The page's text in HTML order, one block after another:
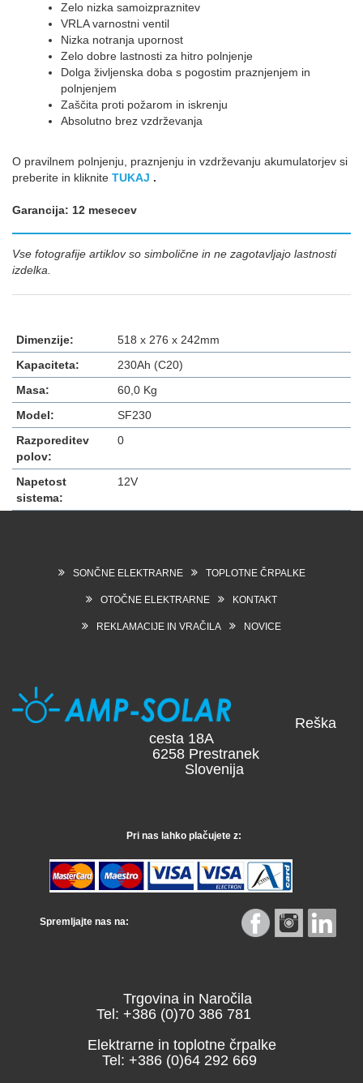
Zelo nizka samoizpraznitev
VRLA varnostni ventil
Nizka notranja upornost
Zelo dobre lastnosti za hitro polnjenje
Dolga življenska doba s pogostim praznjenjem in
polnjenjem
Zaščita proti požarom in iskrenju
Absolutno brez vzdrževanja
O pravilnem polnjenju, praznjenju in vzdrževanju akumulatorjev si
preberite in kliknite TUKAJ .
Garancija: 12 mesecev
Vse fotografije artiklov so simbolične in ne zagotavljajo lastnosti
izdelka.
Dimenzije:
518 x 276 x 242mm
Kapaciteta:
230Ah (C20)
Masa:
60,0 Kg
Model:
SF230
Razporeditev
polov:
0
Napetost
sistema:
12V
SONČNE ELEKTRARNE TOPLOTNE ČRPALKE
OTOČNE ELEKTRARNE KONTAKT
REKLAMACIJE IN VRAČILA NOVICE
Reška
cesta 18A
6258 Prestranek
Slovenija
Pri nas lahko plačujete z:
Spremljajte nas na:
Trgovina in Naročila
Tel: +386 (0)70 386 781
Elektrarne in toplotne črpalke
Tel: +386 (0)64 292 669